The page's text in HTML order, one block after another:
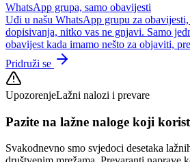
WhatsApp grupa, samo obavijesti
Uđi u našu WhatsApp grupu za
dopisivanja, nitko vas ne gnjavi. Samo
obavijest kada imamo nešto za objaviti,
Pridruži se
UpozorenjeLažni nalozi i prevare
Pazite na lažne naloge koji
Svakodnevno smo svjedoci desetaka